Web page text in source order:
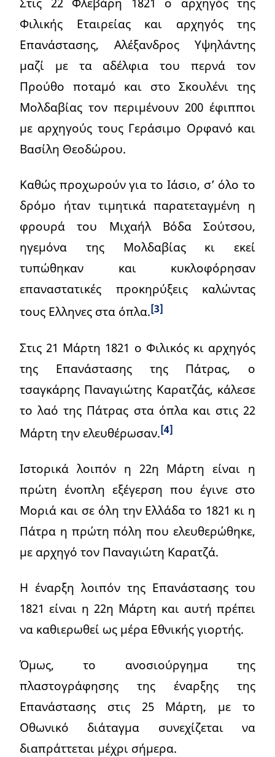
Φιλικής Εταιρείας και αρχηγός της
Επανάστασης, Αλέξανδρος Υψηλάντης
μαζί με τα αδέλφια του περνά τον
Προύθο ποταμό και στο Σκουλένι της
Μολδαβίας τον περιμένουν 200 έφιπποι
με αρχηγούς τους Γεράσιμο Ορφανό και
Βασίλη Θεοδώρου.
Καθώς προχωρούν για το Ιάσιο, σ’ όλο το
δρόμο ήταν τιμητικά παρατεταγμένη η
φρουρά του Μιχαήλ Βόδα Σούτσου,
ηγεμόνα της Μολδαβίας κι εκεί
τυπώθηκαν και κυκλοφόρησαν
επαναστατικές προκηρύξεις καλώντας
τους Ελληνες στα όπλα.[3]
Στις 21 Μάρτη 1821 ο Φιλικός κι αρχηγός
της Επανάστασης της Πάτρας, ο
τσαγκάρης Παναγιώτης Καρατζάς, κάλεσε
το λαό της Πάτρας στα όπλα και στις 22
Μάρτη την ελευθέρωσαν.[4]
Ιστορικά λοιπόν η 22η Μάρτη είναι η
πρώτη ένοπλη εξέγερση που έγινε στο
Μοριά και σε όλη την Ελλάδα το 1821 κι η
Πάτρα η πρώτη πόλη που ελευθερώθηκε,
με αρχηγό τον Παναγιώτη Καρατζά.
Η έναρξη λοιπόν της Επανάστασης του
1821 είναι η 22η Μάρτη και αυτή πρέπει
να καθιερωθεί ως μέρα Εθνικής γιορτής.
Όμως, το ανοσιούργημα της
πλαστογράφησης της έναρξης της
Επανάστασης στις 25 Μάρτη, με το
Οθωνικό διάταγμα συνεχίζεται να
διαπράττεται μέχρι σήμερα.